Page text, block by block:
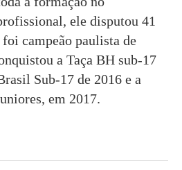
ele disputou 41
campeão paulista de
a Taça BH sub-17
Sub-17 de 2016 e a
em 2017.